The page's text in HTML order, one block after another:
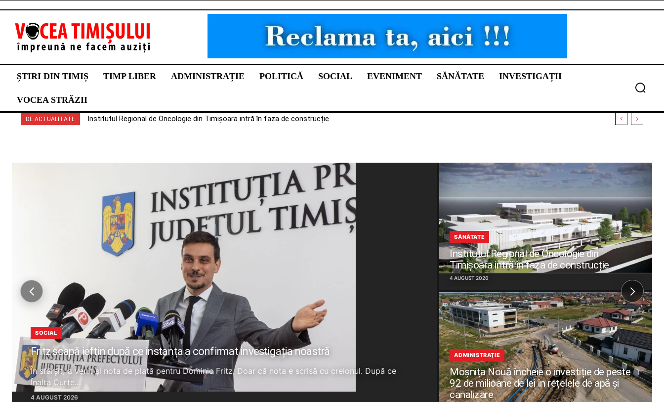
ȘTIRI DIN TIMIȘ TIMP LIBER ADMINISTRAȚIE POLITICĂ SOCIAL EVENIMENT SĂNĂTATE INVESTIGAȚII
VOCEA STRĂZII
DE ACTUALITATE Institutul Regional de Oncologie din Timișoara intră în faza de construcție
SOCIAL
Fritz scapă ieftin după ce instanța a confirmat investigația noastră
În sfârșit, a venit și nota de plată pentru Dominic Fritz. Doar că nota e scrisă cu creionul. După ce
Înalta Curte…
4 AUGUST 2026
SĂNĂTATE
Institutul Regional de Oncologie din
Timișoara intră în faza de construcție
4 AUGUST 2026
ADMINISTRAȚIE
Moșnița Nouă încheie o investiție de peste
92 de milioane de lei în rețelele de apă și
canalizare